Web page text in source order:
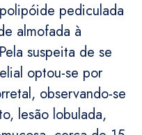
pediculada
almofada à
suspeita de se
optou-se por
observando-se
lesão lobulada,